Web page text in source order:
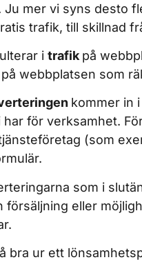
Ju mer vi syns desto
trafik, till skillnad
i trafik på
webbplatsen som
kommer in
för verksamhet.
(som
som i
försäljning eller
bra ur ett